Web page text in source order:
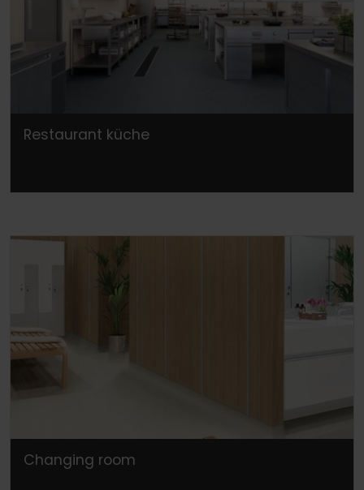
Restaurant küche
Changing room